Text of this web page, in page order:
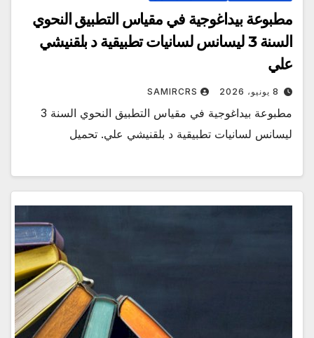
مطبوعة بيداغوجية في مقياس التطبيق النحوي
السنة 3 ليسانس لسانيات تطبيقية د بلقنيشي
علي
8 يونيو، 2026 SAMIRCRS
مطبوعة بيداغوجية في مقياس التطبيق النحوي السنة 3
ليسانس لسانيات تطبيقية د بلقنيشي علي. تحميل